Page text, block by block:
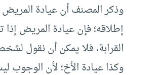
وذكر المصنف أن عيادة
إطلاقه؛ فإن عيادة المريض
القرابة، فلا يمكن أن نقول
وكذا عيادة الأخ؛ لأن الوجوب